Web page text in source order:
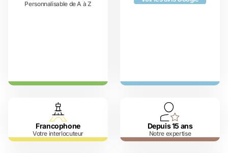
Personnalisable de A à Z
Francophone
Votre interlocuteur
Depuis 15 ans
Notre expertise